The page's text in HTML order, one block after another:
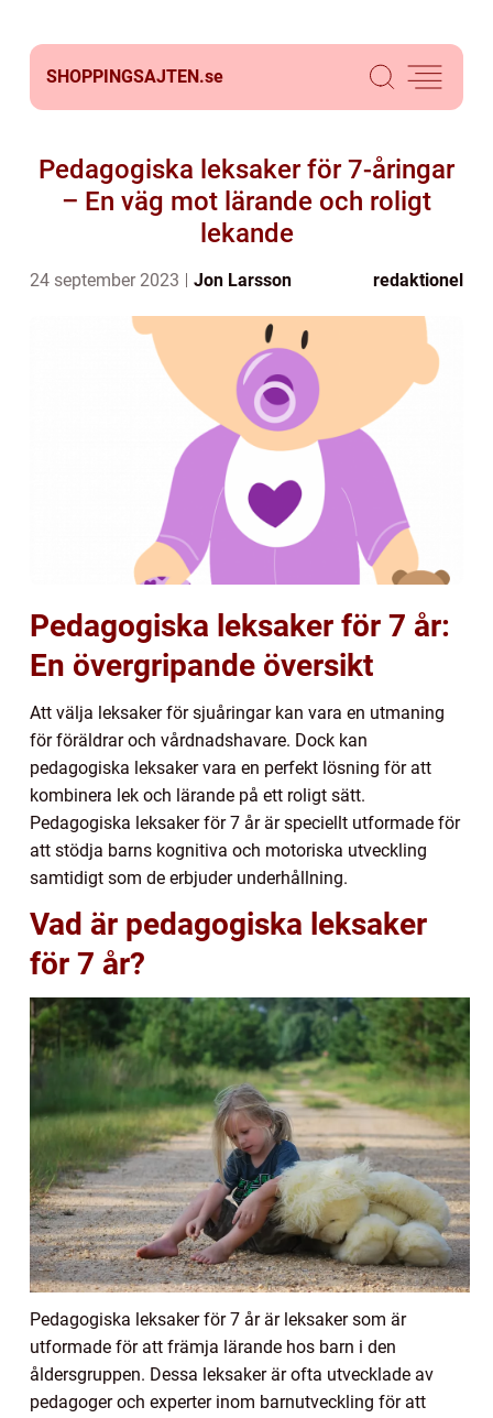
SHOPPINGSAJTEN.se
Pedagogiska leksaker för 7-åringar
– En väg mot lärande och roligt
lekande
24 september 2023 Jon Larsson redaktionel
Pedagogiska leksaker för 7 år:
En övergripande översikt
Att välja leksaker för sjuåringar kan vara en utmaning
för föräldrar och vårdnadshavare. Dock kan
pedagogiska leksaker vara en perfekt lösning för att
kombinera lek och lärande på ett roligt sätt.
Pedagogiska leksaker för 7 år är speciellt utformade för
att stödja barns kognitiva och motoriska utveckling
samtidigt som de erbjuder underhållning.
Vad är pedagogiska leksaker
för 7 år?
Pedagogiska leksaker för 7 år är leksaker som är
utformade för att främja lärande hos barn i den
åldersgruppen. Dessa leksaker är ofta utvecklade av
pedagoger och experter inom barnutveckling för att